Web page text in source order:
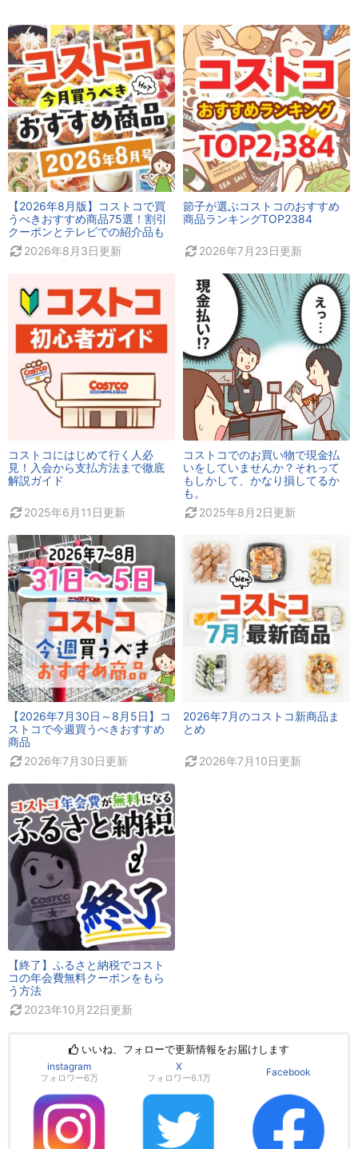
【2026年8月版】コストコで買
うべきおすすめ商品75選！割引
クーポンとテレビでの紹介品も
2026年8月3日更新
節子が選ぶコストコのおすすめ
商品ランキングTOP2384
2026年7月23日更新
コストコにはじめて行く人必
見！入会から支払方法まで徹底
解説ガイド
2025年6月11日更新
コストコでのお買い物で現金払
いをしていませんか？それって
もしかして、かなり損してるか
も。
2025年8月2日更新
【2026年7月30日～8月5日】コ
ストコで今週買うべきおすすめ
商品
2026年7月30日更新
2026年7月のコストコ新商品ま
とめ
2026年7月10日更新
【終了】ふるさと納税でコスト
コの年会費無料クーポンをもら
う方法
2023年10月22日更新
いいね、フォローで更新情報をお届けします
instagram
フォロワー6万
X
フォロワー6.1万
Facebook